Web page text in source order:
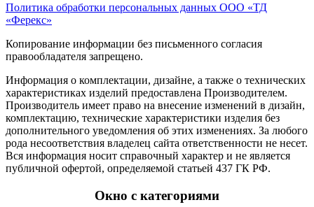
Политика обработки персональных данных ООО «ТД
«Ферекс»
Копирование информации без письменного согласия
правообладателя запрещено.
Информация о комплектации, дизайне, а также о технических
характеристиках изделий предоставлена Производителем.
Производитель имеет право на внесение изменений в дизайн,
комплектацию, технические характеристики изделия без
дополнительного уведомления об этих изменениях. За любого
рода несоответствия владелец сайта ответственности не несет.
Вся информация носит справочный характер и не является
публичной офертой, определяемой статьей 437 ГК РФ.
Окно с категориями